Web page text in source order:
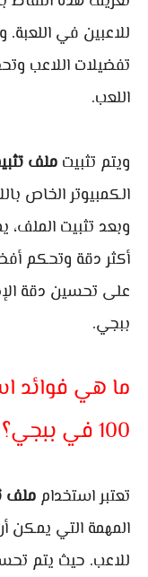
للاعبين في
تفضيلات اللاعب
اللعب.
ويتم تثبيت ملف
الكمبيوتر الخاص
وبعد تثبيت
أكثر دقة وتحكم
على تحسين دقة
ببجي.
ما هي فوائد
100 في ببجي؟
تعتبر استخدام ملف
المهمة التي يمكن
للاعب. حيث يتم